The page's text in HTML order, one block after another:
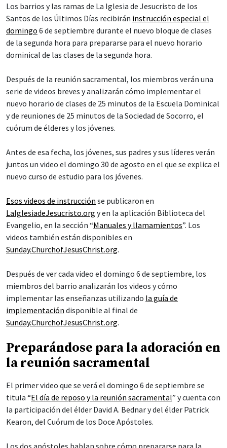
Los barrios y las ramas de La Iglesia de Jesucristo de los
Santos de los Últimos Días recibirán instrucción especial el
domingo 6 de septiembre durante el nuevo bloque de clases
de la segunda hora para prepararse para el nuevo horario
dominical de las clases de la segunda hora.
Después de la reunión sacramental, los miembros verán una
serie de videos breves y analizarán cómo implementar el
nuevo horario de clases de 25 minutos de la Escuela Dominical
y de reuniones de 25 minutos de la Sociedad de Socorro, el
cuórum de élderes y los jóvenes.
Antes de esa fecha, los jóvenes, sus padres y sus líderes verán
juntos un video el domingo 30 de agosto en el que se explica el
nuevo curso de estudio para los jóvenes.
Esos videos de instrucción se publicaron en
LaIglesiadeJesucristo.org y en la aplicación Biblioteca del
Evangelio, en la sección “Manuales y llamamientos”. Los
videos también están disponibles en
Sunday.ChurchofJesusChrist.org.
Después de ver cada video el domingo 6 de septiembre, los
miembros del barrio analizarán los videos y cómo
implementar las enseñanzas utilizando la guía de
implementación disponible al final de
Sunday.ChurchofJesusChrist.org.
Preparándose para la adoración en
la reunión sacramental
El primer video que se verá el domingo 6 de septiembre se
titula “El día de reposo y la reunión sacramental” y cuenta con
la participación del élder David A. Bednar y del élder Patrick
Kearon, del Cuórum de los Doce Apóstoles.
Los dos apóstoles hablan sobre cómo prepararse para la